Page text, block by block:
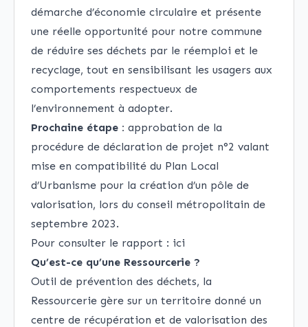
démarche d’économie circulaire et présente
une réelle opportunité pour notre commune
de réduire ses déchets par le réemploi et le
recyclage, tout en sensibilisant les usagers aux
comportements respectueux de
l’environnement à adopter.
Prochaine étape : approbation de la
procédure de déclaration de projet n°2 valant
mise en compatibilité du Plan Local
d’Urbanisme pour la création d’un pôle de
valorisation, lors du conseil métropolitain de
septembre 2023.
Pour consulter le rapport : ici
Qu’est-ce qu’une Ressourcerie ?
Outil de prévention des déchets, la
Ressourcerie gère sur un territoire donné un
centre de récupération et de valorisation des